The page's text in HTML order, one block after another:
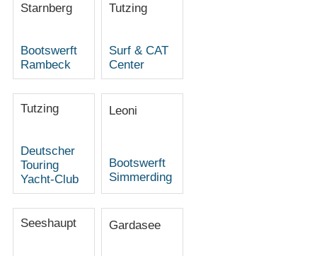
Starnberg
Bootswerft
Rambeck
Tutzing
Surf & CAT
Center
Tutzing
Deutscher
Touring
Yacht-Club
Leoni
Bootswerft
Simmerding
Seeshaupt Gardasee